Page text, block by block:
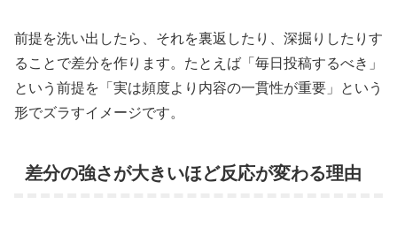
前提を洗い出したら、それを裏返したり、深掘りしたりす
ることで差分を作ります。たとえば「毎日投稿するべき」
という前提を「実は頻度より内容の一貫性が重要」という
形でズラすイメージです。
差分の強さが大きいほど反応が変わる理由